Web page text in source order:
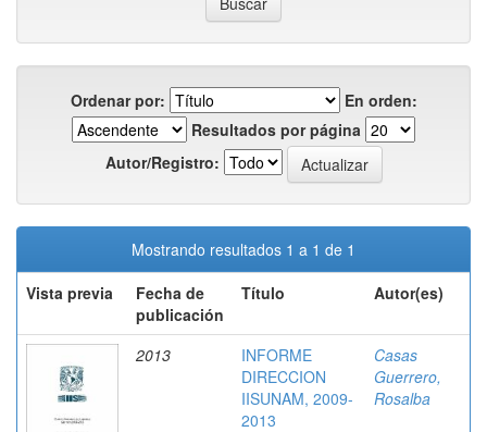
Ordenar por:
En orden:
Resultados por página
Autor/Registro:
Mostrando resultados 1 a 1 de 1
Vista previa
Fecha de
publicación
Título Autor(es)
2013
INFORME
DIRECCION
IISUNAM, 2009-
2013
Casas
Guerrero,
Rosalba